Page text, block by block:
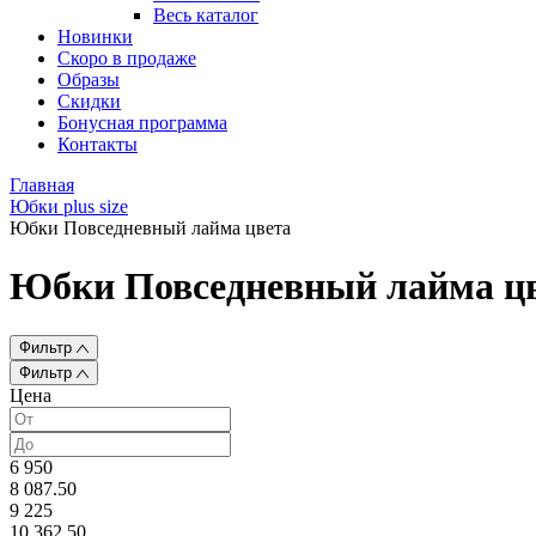
Весь каталог
Новинки
Скоро в продаже
Образы
Скидки
Бонусная программа
Контакты
Главная
Юбки plus size
Юбки Повседневный лайма цвета
Юбки Повседневный лайма
Фильтр
Фильтр
Цена
6 950
8 087.50
9 225
10 362.50